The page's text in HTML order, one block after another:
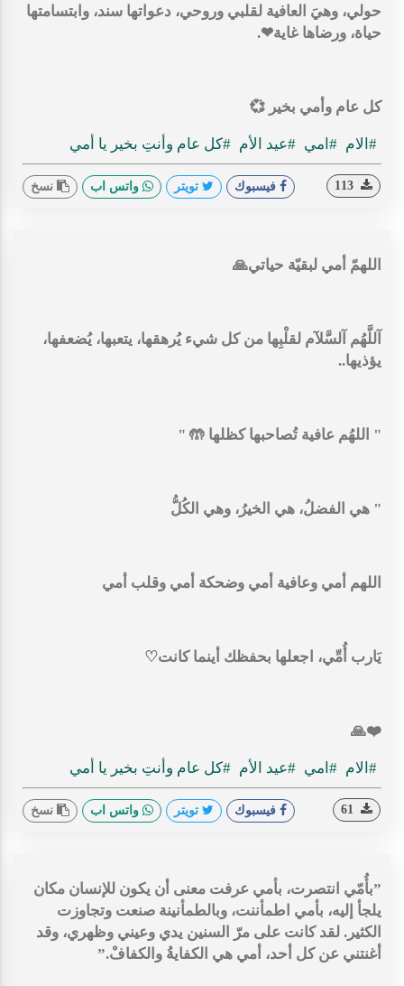
حولي، وهيَ العافية لقلبي وروحي، دعواتها سند، وابتسامتها
حياة، ورضاها غاية❤.
كل عام وأمي بخير 💞
#الام #امي #عيد الأم #كل عام وأنتِ بخير يا أمي
فيسبوك تويتر واتس اب نسخ
اللهمّ أمي لبقيّة حياتي🙏
‏آللَّهُم آلسَّلآم لقلْبِها من كل شيء يُرهقها، يتعبها، يُضعفها،
يؤذيها..
‏" اللهُم عافية تُصاحبها كظلها 🤲 "
" هي الفضلُ، هي الخيرُ، وهي الكُلُّ
اللهم أمي وعافية أمي⁩ وضحكة أمي وقلب أمي
‏يَارب أُمِّي، اجعلها بحفظك أينما كانت♡
❤️🙏
#الام #امي #عيد الأم #كل عام وأنتِ بخير يا أمي
فيسبوك تويتر واتس اب نسخ
‏”بأُمّي انتصرت، بأمي عرفت معنى أن يكون للإنسان مكان
يلجأ إليه، بأمي اطمأننت، وبالطمأنينة صنعت وتجاوزت
الكثير. لقد كانت على مرّ السنين يدي وعيني وظهري، وقد
أغنتني عن كل أحد، أمي هي الكفايةُ والكفافْ.”